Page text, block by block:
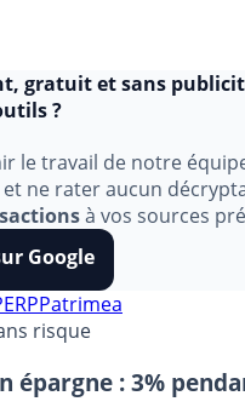
?
le travail de notre
ne rater aucun
à vos sources
Google
risque